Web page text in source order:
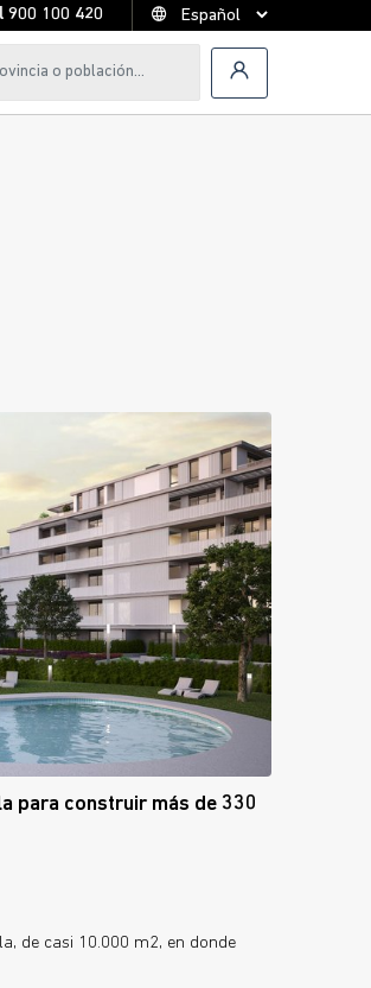
900 100 420
para construir más de 330
de casi 10.000 m2, en donde